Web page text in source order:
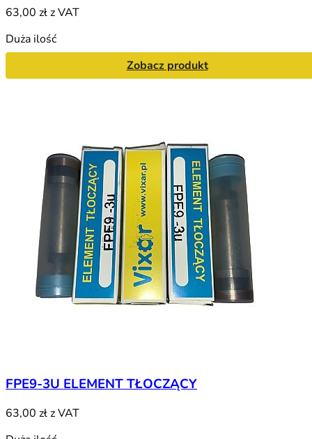
63,00 złz VAT
Duża ilość
Zobacz produkt
FPE9-3U ELEMENT TŁOCZĄCY
63,00 złz VAT